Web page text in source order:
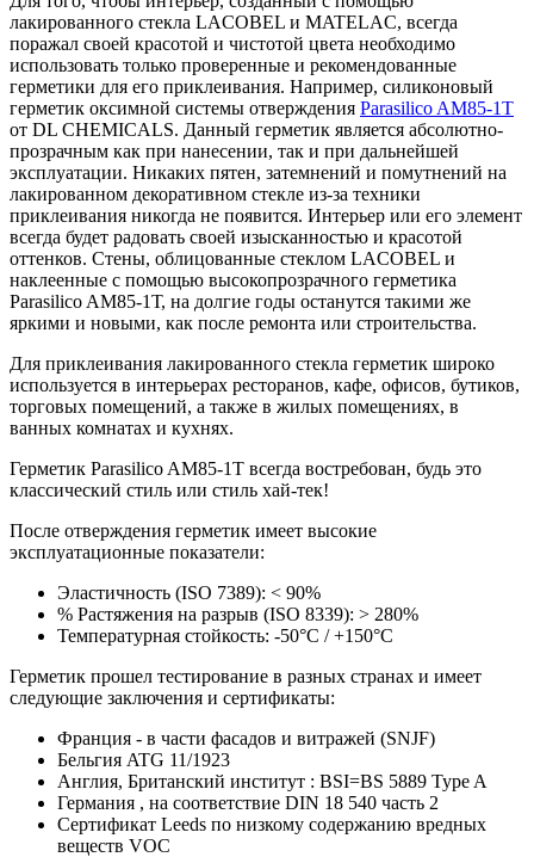
лакированного стекла LACOBEL и MATELAC, всегда
поражал своей красотой и чистотой цвета необходимо
использовать только проверенные и рекомендованные
герметики для его приклеивания. Например, cиликоновый
герметик оксимной системы отверждения Parasilico AM85-1T
от DL CHEMICALS. Данный герметик является абсолютно-
прозрачным как при нанесении, так и при дальнейшей
эксплуатации. Никаких пятен, затемнений и помутнений на
лакированном декоративном стекле из-за техники
приклеивания никогда не появится. Интерьер или его элемент
всегда будет радовать своей изысканностью и красотой
оттенков. Стены, облицованные стеклом LACOBEL и
наклеенные с помощью высокопрозрачного герметика
Parasilico AM85-1Т, на долгие годы останутся такими же
яркими и новыми, как после ремонта или строительства.
Для приклеивания лакированного стекла герметик широко
используется в интерьерах ресторанов, кафе, офисов, бутиков,
торговых помещений, а также в жилых помещениях, в
ванных комнатах и кухнях.
Герметик Parasilico AM85-1Т всегда востребован, будь это
классический стиль или стиль хай-тек!
После отверждения герметик имеет высокие
эксплуатационные показатели:
Эластичность (ISO 7389): < 90%
% Растяжения на разрыв (ISO 8339): > 280%
Температурная стойкость: -50°C / +150°C
Герметик прошел тестирование в разных странах и имеет
следующие заключения и сертификаты:
Франция - в части фасадов и витражей (SNJF)
Бельгия ATG 11/1923
Англия, Британский институт : BSI=BS 5889 Type A
Германия , на соответствие DIN 18 540 часть 2
Сертификат Leeds по низкому содержанию вредных
веществ VOC